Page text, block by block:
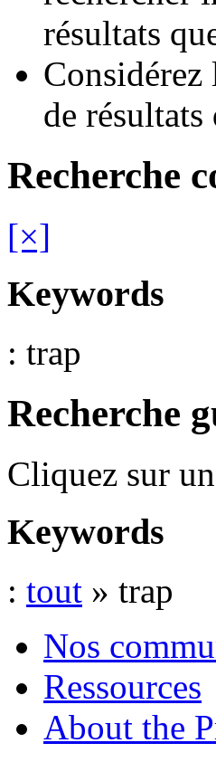
résultats
Considérez
de résultats
Recherche
[×]
Keywords
: trap
Recherche
Cliquez sur
Keywords
: tout » trap
Nos
Ressources
About the